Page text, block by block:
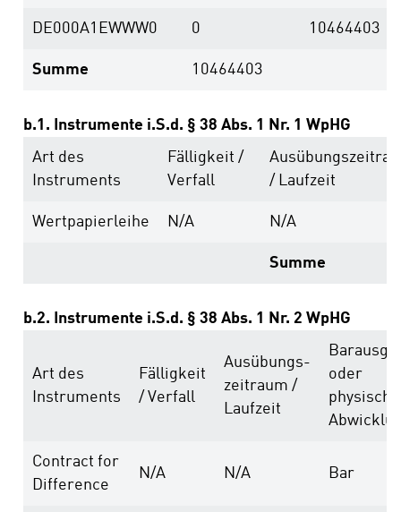
DE000A1EWWW0 0 10464403
Summe 10464403
b.1. Instrumente i.S.d. § 38 Abs. 1 Nr. 1 WpHG
Art des
Instruments
Fälligkeit /
Verfall
/ Laufzeit
Wertpapierleihe N/A N/A
Summe
b.2. Instrumente i.S.d. § 38 Abs. 1 Nr. 2 WpHG
Art des
Instruments
Fälligkeit
/ Verfall
Ausübungs­
zeitraum /
Laufzeit
oder
physische
Contract for
Difference
N/A N/A Bar